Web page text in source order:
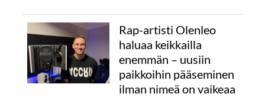
Rap-artisti Olenleo
haluaa keikkailla
enemmän – uusiin
paikkoihin pääseminen
ilman nimeä on vaikeaa